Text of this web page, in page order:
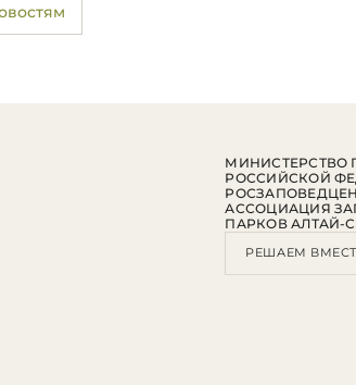
МИНИСТЕРСТВО
РОССИЙСКОЙ
АССОЦИАЦИЯ
ПАРКОВ АЛТАЙ-
РЕШАЕМ